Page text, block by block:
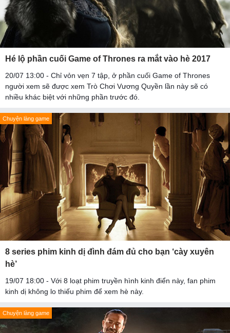
Hé lộ phần cuối Game of Thrones ra mắt vào hè 2017
20/07 13:00 - Chỉ vỏn vẹn 7 tập, ở phần cuối Game of Thrones
người xem sẽ được xem Trò Chơi Vương Quyền lần này sẽ có
nhiều khác biệt với những phần trước đó.
Chuyện làng game
8 series phim kinh dị đình đám đủ cho bạn ‘cày xuyên
hè’
19/07 18:00 - Với 8 loạt phim truyền hình kinh điển này, fan phim
kinh dị không lo thiếu phim để xem hè này.
Chuyện làng game